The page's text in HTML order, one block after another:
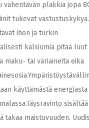
plakkia jopa
tukevat
ihon ja turkin
kalsiumia pitää luut
maku- tai väriaineita eikä
käyttämästä
takaa maistuvuuden.